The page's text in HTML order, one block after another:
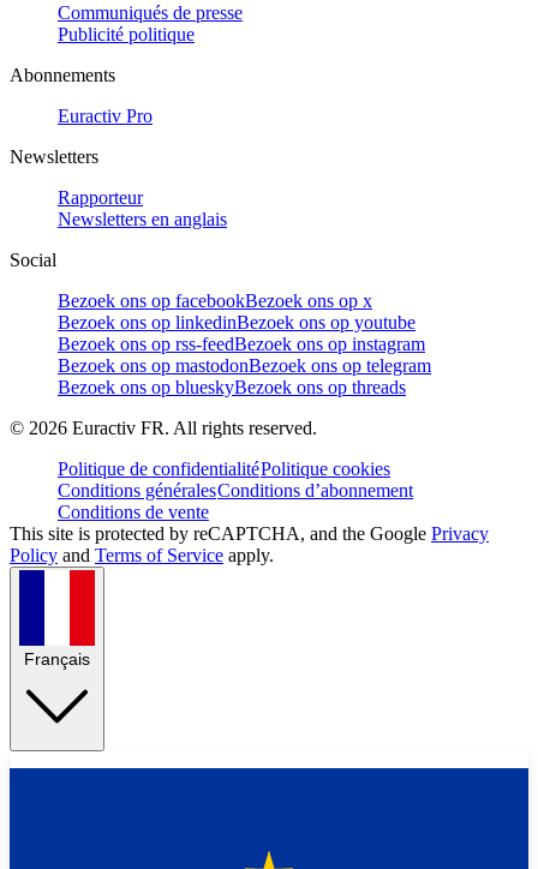
Communiqués de presse
Publicité politique
Abonnements
Euractiv Pro
Newsletters
Rapporteur
Newsletters en anglais
Social
Bezoek ons op facebookBezoek ons op x
Bezoek ons op linkedinBezoek ons op youtube
Bezoek ons op rss-feedBezoek ons op instagram
Bezoek ons op mastodonBezoek ons op telegram
Bezoek ons op blueskyBezoek ons op threads
© 2026 Euractiv FR. All rights reserved.
Politique de confidentialitéPolitique cookies
Conditions généralesConditions d’abonnement
Conditions de vente
This site is protected by reCAPTCHA, and the Google Privacy
Policy and Terms of Service apply.
Français